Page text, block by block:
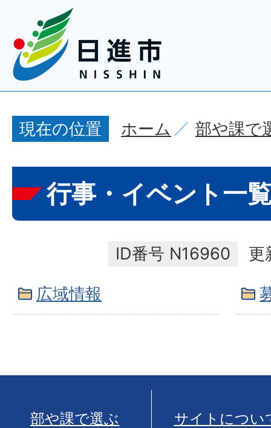
現在の位置 ホーム 部や課で
行事・イベント一
ID番号 N16960
更
広域情報
部や課で選ぶ サイトについ